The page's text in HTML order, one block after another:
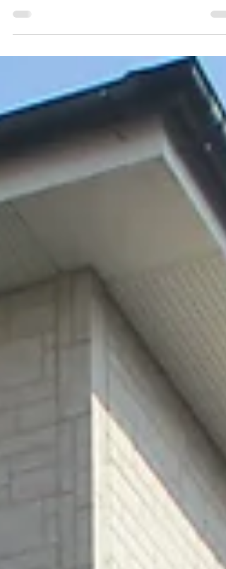
ユーチューブ等の配信を見ていると、建設関係の
く紹介したり 弊社は ハイテンションな従業員が
ないので あまり笑えるような動画は難しいかも